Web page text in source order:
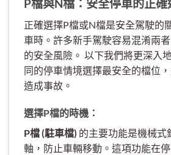
P檔與N檔：安全停車的正確
正確選擇P檔或N檔是安全駕駛的
車時。許多新手駕駛容易混淆兩
的安全風險。 以下我們將更深入
同的停車情境選擇最安全的檔位
造成事故。
選擇P檔的時機：
P檔 (駐車檔) 的主要功能是機械式
軸，防止車輛移動。這項功能在